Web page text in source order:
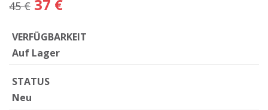
45 € 37 €
VERFÜGBARKEIT
Auf Lager
STATUS
Neu